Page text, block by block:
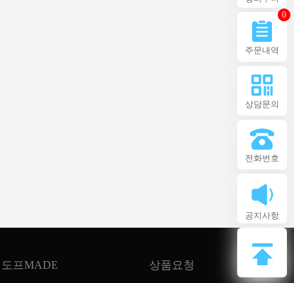
도프MADE 상품요청
주문내역
0
상담문의
전화번호
공지사항